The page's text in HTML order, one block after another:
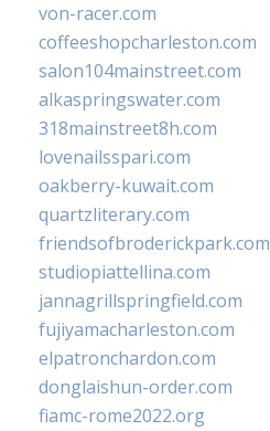
von-racer.com
coffeeshopcharleston.com
salon104mainstreet.com
alkaspringswater.com
318mainstreet8h.com
lovenailsspari.com
oakberry-kuwait.com
quartzliterary.com
friendsofbroderickpark.com
studiopiattellina.com
jannagrillspringfield.com
fujiyamacharleston.com
elpatronchardon.com
donglaishun-order.com
fiamc-rome2022.org